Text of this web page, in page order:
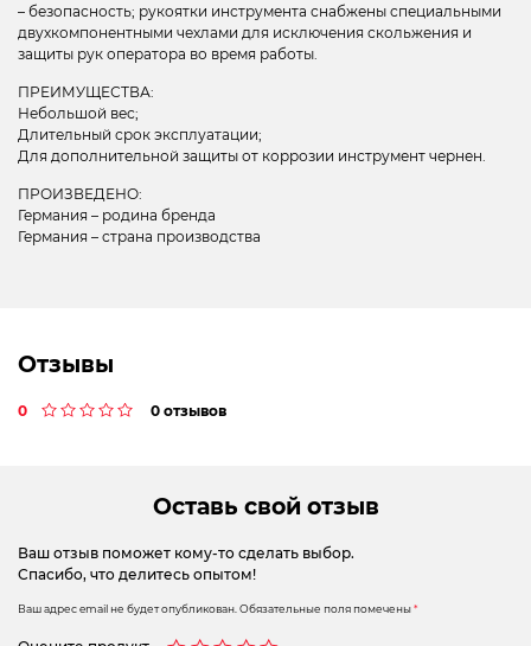
– безопасность; рукоятки инструмента снабжены специальными
двухкомпонентными чехлами для исключения скольжения и
защиты рук оператора во время работы.
ПРЕИМУЩЕСТВА:
Небольшой вес;
Длительный срок эксплуатации;
Для дополнительной защиты от коррозии инструмент чернен.
ПРОИЗВЕДЕНО:
Германия – родина бренда
Германия – страна производства
Отзывы
0 0 отзывов
Оставь свой отзыв
Ваш отзыв поможет кому-то сделать выбор.
Спасибо, что делитесь опытом!
Ваш адрес email не будет опубликован. Обязательные поля помечены*